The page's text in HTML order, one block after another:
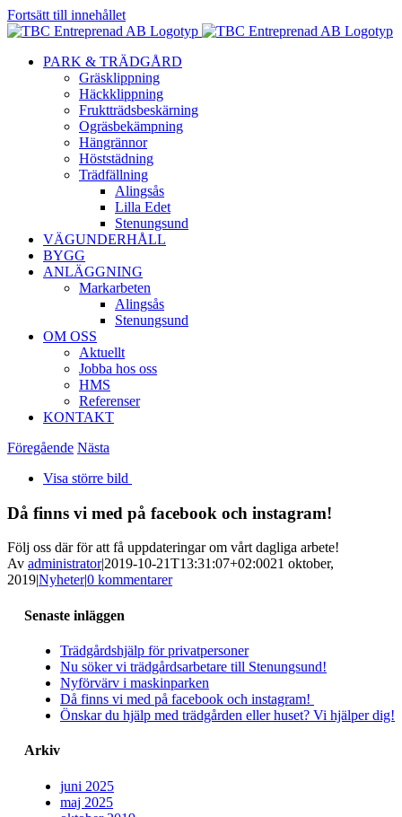
Fortsätt till innehållet
PARK & TRÄDGÅRD
Gräsklippning
Häckklippning
Fruktträdsbeskärning
Ogräsbekämpning
Hängrännor
Höststädning
Trädfällning
Alingsås
Lilla Edet
Stenungsund
VÄGUNDERHÅLL
BYGG
ANLÄGGNING
Markarbeten
Alingsås
Stenungsund
OM OSS
Aktuellt
Jobba hos oss
HMS
Referenser
KONTAKT
Föregående Nästa
Visa större bild
Då finns vi med på facebook och instagram!
Följ oss där för att få uppdateringar om vårt dagliga arbete!
Av administrator|2019-10-21T13:31:07+02:0021 oktober,
2019|Nyheter|0 kommentarer
Senaste inläggen
Trädgårdshjälp för privatpersoner
Nu söker vi trädgårdsarbetare till Stenungsund!
Nyförvärv i maskinparken
Då finns vi med på facebook och instagram!
Önskar du hjälp med trädgården eller huset? Vi hjälper dig!
Arkiv
juni 2025
maj 2025